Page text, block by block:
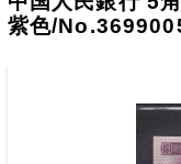
紫色/